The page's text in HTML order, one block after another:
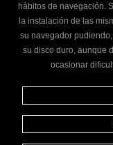
Las promociones
nuestra plataforma.
¿Eres un taller
Escríbenos y te
hábitos de navegación.
la instalación de las
su navegador
su disco duro, aunque
ocasionar